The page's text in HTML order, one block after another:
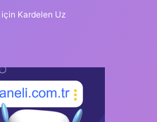
için Kardelen Uz